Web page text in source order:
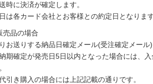
時に決済が確定します。
は各カード会社とお客様との約定日となります
売品の場合
お送りする納品日確定メール(受注確定メール
期確定が発売日5日以内となった場合には、
引き購入の場合には上記記載の通りです。